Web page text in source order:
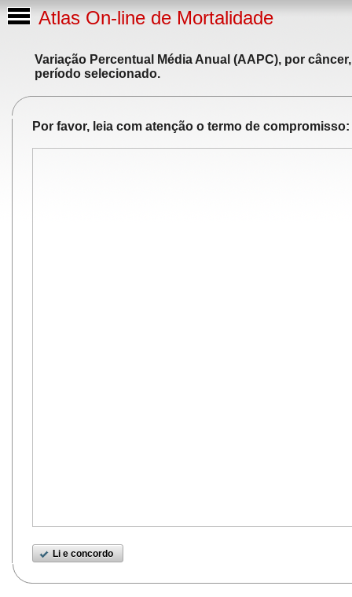
Atlas On-line de Mortalidade
Variação Percentual Média Anual (AAPC), por
período selecionado.
Por favor, leia com atenção o termo de compromisso:
Li e concordo